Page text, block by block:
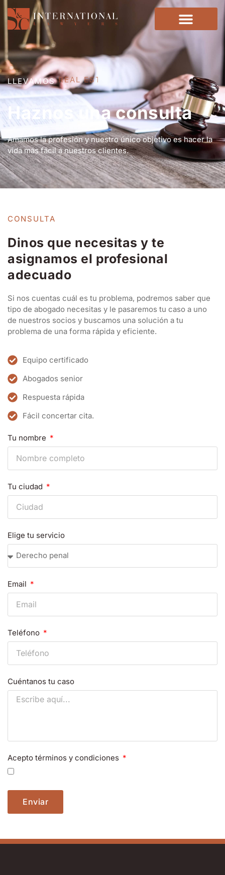
LLEVAMOS REAL ESTATE
Haznos una consulta
Amamos la profesión y nuestro único objetivo es hacer la
vida más fácil a nuestros clientes.
CONSULTA
Dinos que necesitas y te
asignamos el profesional
adecuado
Si nos cuentas cuál es tu problema, podremos saber que
tipo de abogado necesitas y le pasaremos tu caso a uno
de nuestros socios y buscamos una solución a tu
problema de una forma rápida y eficiente.
Equipo certificado
Abogados senior
Respuesta rápida
Fácil concertar cita.
Tu nombre
Tu ciudad
Elige tu servicio
Email
Teléfono
Cuéntanos tu caso
Acepto términos y condiciones
Enviar